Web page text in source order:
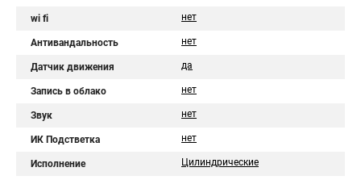
wi fi нет
Антивандальность нет
Датчик движения да
Запись в облако нет
Звук нет
ИК Подстветка нет
Исполнение Цилиндрические